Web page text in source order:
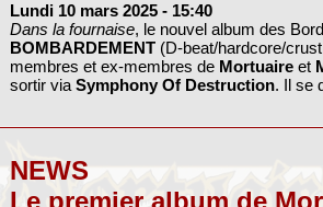
Lundi 10 mars 2025 - 15:40
Dans la fournaise, le nouvel album des
BOMBARDEMENT(D-beat/hardcore/
membres et ex-membres de Mortuaireet
sortir via Symphony Of Destruction. Il se
NEWS